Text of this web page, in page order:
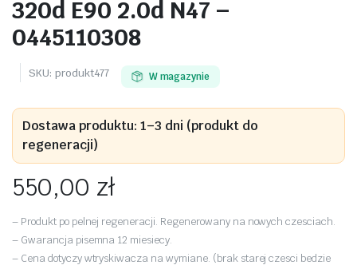
320d E90 2.0d N47 –
0445110308
SKU: produkt477 W magazynie
Dostawa produktu: 1–3 dni (produkt do
regeneracji)
550,00 zł
– Produkt po pelnej regeneracji. Regenerowany na nowych czesciach.
– Gwarancja pisemna 12 miesiecy.
– Cena dotyczy wtryskiwacza na wymiane. (brak starej czesci bedzie